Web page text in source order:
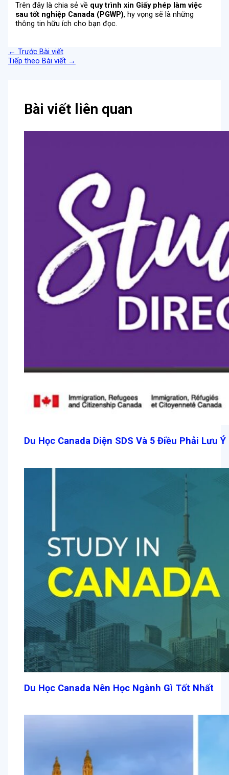
Trên đây là chia sẻ về quy trình xin Giấy phép làm việc
sau tốt nghiệp Canada (PGWP), hy vọng sẽ là những
thông tin hữu ích cho bạn đọc.
← Trước Bài viết
Tiếp theo Bài viết →
Bài viết liên quan
Du Học Canada Diện SDS Và 5 Điều Phải Lưu Ý
Du Học Canada Nên Học Ngành Gì Tốt Nhất